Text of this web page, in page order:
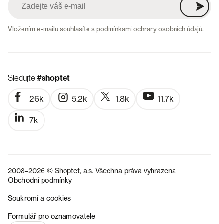
Vložením e-mailu souhlasíte spodmínkami ochrany osobních údajů.
Sledujte#shoptet
26k 5.2k 1.8k 11.7k
7k
2008–2026 © Shoptet, a.s. Všechna práva vyhrazena
Obchodní podmínky
Soukromí a cookies
Formulář pro oznamovatele